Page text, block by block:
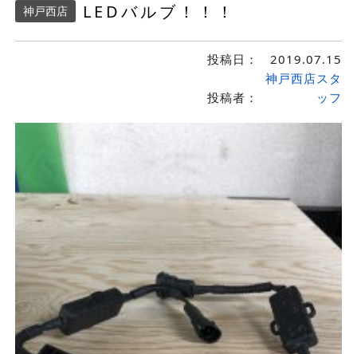
神戸西店 LEDバルブ！！！
投稿日： 2019.07.15
投稿者：
神戸西店スタ
ッフ